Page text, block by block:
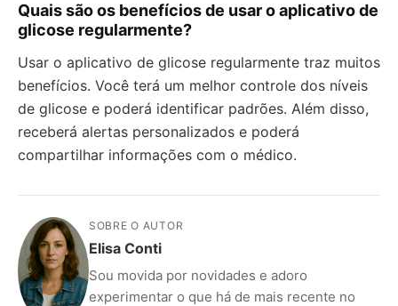
Quais são os benefícios de usar o aplicativo de
glicose regularmente?
Usar o aplicativo de glicose regularmente traz muitos
benefícios. Você terá um melhor controle dos níveis
de glicose e poderá identificar padrões. Além disso,
receberá alertas personalizados e poderá
compartilhar informações com o médico.
SOBRE O AUTOR
Elisa Conti
Sou movida por novidades e adoro
experimentar o que há de mais recente no